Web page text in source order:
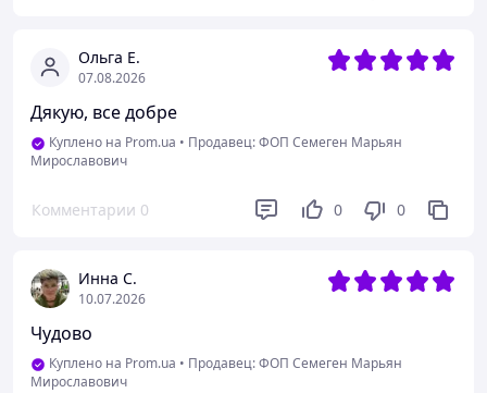
Ольга Е.
07.08.2026
Дякую, все добре
Куплено на Prom.ua • Продавец: ФОП Семеген Марьян
Мирославович
Комментарии 0 0 0
Инна С.
10.07.2026
Чудово
Куплено на Prom.ua • Продавец: ФОП Семеген Марьян
Мирославович